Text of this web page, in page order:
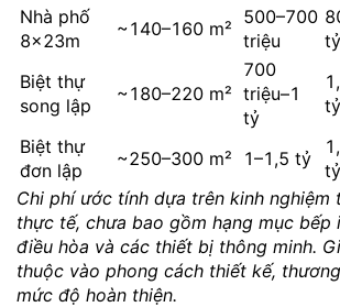
Nhà phố
8×23m
~140–160 m²
500–700
triệu
tỷ
Biệt thự
song lập
~180–220 m²
700
triệu–1
tỷ
tỷ
Biệt thự
đơn lập
~250–300 m² 1–1,5 tỷ
tỷ
Chi phí ước tính dựa trên kinh nghiệm
thực tế, chưa bao gồm hạng mục bếp
điều hòa và các thiết bị thông minh.
thuộc vào phong cách thiết kế,
mức độ hoàn thiện.